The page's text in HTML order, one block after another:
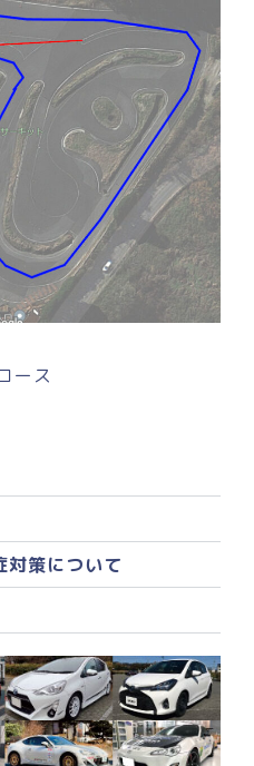
ース
対策について